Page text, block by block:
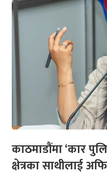
काठमाडौंमा ‘कार
क्षेत्रका साथीलाई